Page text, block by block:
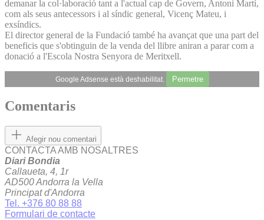
demanar la col·laboració tant a l'actual cap de Govern, Antoni Martí,
com als seus antecessors i al síndic general, Vicenç Mateu, i
exsíndics.
El director general de la Fundació també ha avançat que una part del
beneficis que s'obtinguin de la venda del llibre aniran a parar com a
donació a l'Escola Nostra Senyora de Meritxell.
Google Adsense està deshabilitat. Permetre
Comentaris
Afegir nou comentari
CONTACTA AMB NOSALTRES
Diari Bondia
Callaueta, 4, 1r
AD500 Andorra la Vella
Principat d'Andorra
Tel. +376 80 88 88
Formulari de contacte